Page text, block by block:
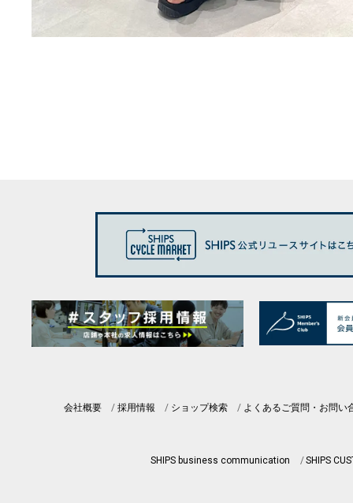
会社概要 採用情報 ショップ検索 よくあるご質問・お問い
SHIPS business communication SHIPS